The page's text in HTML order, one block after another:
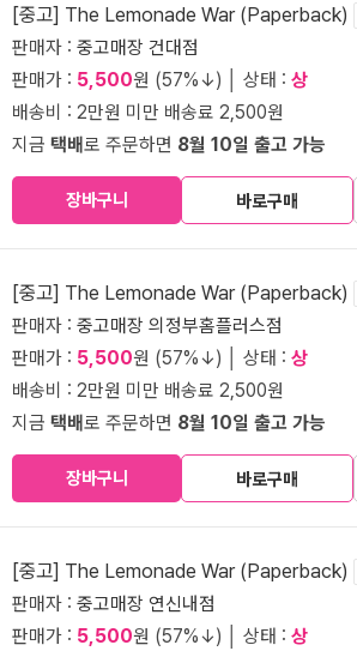
[중고] The Lemonade War (Paperback)
판매자 : 중고매장 건대점
판매가 : 5,500원 (57%↓) │ 상태 : 상
배송비 : 2만원 미만 배송료 2,500원
지금 택배로 주문하면 8월 10일 출고 가능
장바구니 바로구매
[중고] The Lemonade War (Paperback)
판매자 : 중고매장 의정부홈플러스점
판매가 : 5,500원 (57%↓) │ 상태 : 상
배송비 : 2만원 미만 배송료 2,500원
지금 택배로 주문하면 8월 10일 출고 가능
장바구니 바로구매
[중고] The Lemonade War (Paperback)
판매자 : 중고매장 연신내점
판매가 : 5,500원 (57%↓) │ 상태 : 상